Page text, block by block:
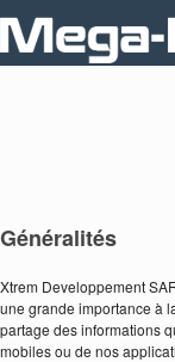
Généralités
Xtrem Developpement
une grande importance à
partage des informations
mobiles ou de nos